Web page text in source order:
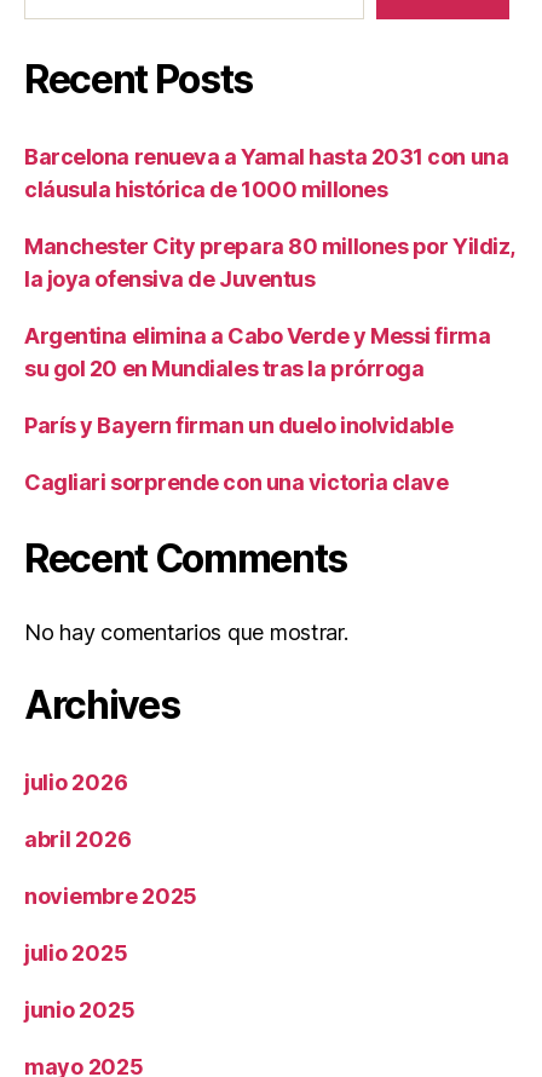
Recent Posts
Barcelona renueva a Yamal hasta 2031 con una
cláusula histórica de 1000 millones
Manchester City prepara 80 millones por Yildiz,
la joya ofensiva de Juventus
Argentina elimina a Cabo Verde y Messi firma
su gol 20 en Mundiales tras la prórroga
París y Bayern firman un duelo inolvidable
Cagliari sorprende con una victoria clave
Recent Comments
No hay comentarios que mostrar.
Archives
julio 2026
abril 2026
noviembre 2025
julio 2025
junio 2025
mayo 2025